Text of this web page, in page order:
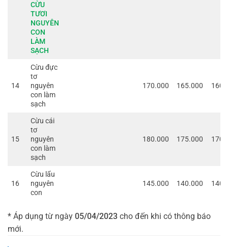
CỪU
TƯƠI
NGUYÊN
CON
LÀM
SẠCH
14
Cừu đực
tơ
nguyên
con làm
sạch
170.000 165.000
15
Cừu cái
tơ
nguyên
con làm
sạch
180.000 175.000
16
Cừu lẩu
nguyên
con
145.000 140.000
* Áp dụng từ ngày 05/04/2023 cho đến khi có thông báo
mới.